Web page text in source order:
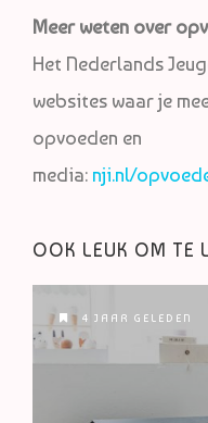
Meer weten over
Het Nederlands
websites waar je
opvoeden en
media: nji.nl/
OOK LEUK OM TE
4 JAAR GELEDEN